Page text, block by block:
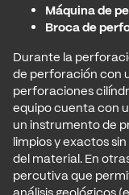
Máquina de
Broca de
Durante la
de perforación con
perforaciones
equipo cuenta con
un instrumento de
limpios y exactos
del material. En
percutiva que